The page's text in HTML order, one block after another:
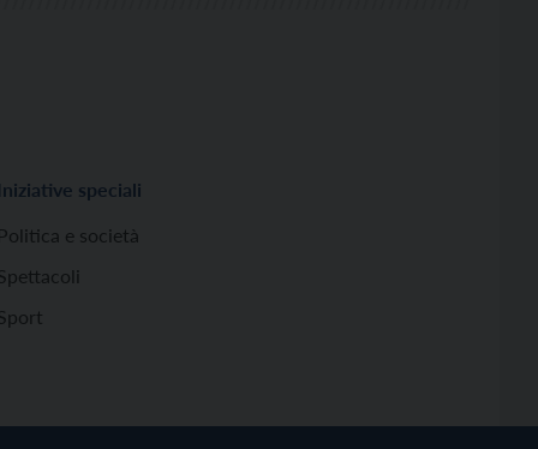
Iniziative speciali
Politica e società